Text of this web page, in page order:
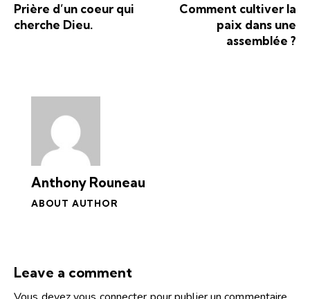
Prière d’un coeur qui
cherche Dieu.
Comment cultiver la
paix dans une
assemblée ?
Anthony Rouneau
ABOUT AUTHOR
Leave a comment